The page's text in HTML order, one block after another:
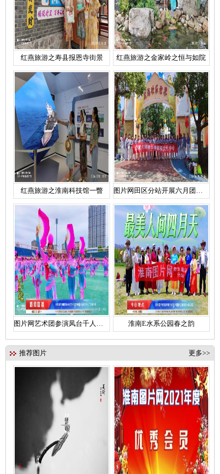
红燕旅游之寿县报恩寺街景 红燕旅游之金家岭之恒与如院
红燕旅游之淮南科技馆一瞥 图片网田区分站开展六月团建活动
图片网艺术团参演凤台千人花鼓灯 淮南E水系公园春之韵
推荐图片 更多>>